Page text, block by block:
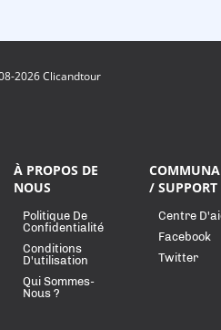
2026 Clicandtour
À PROPOS DE
NOUS
Politique De
Confidentialité
Conditions
D'utilisation
Qui Sommes-
Nous ?
/ SUPPORT
Centre
Facebook
Twitter